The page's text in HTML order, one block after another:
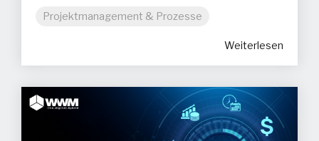
Projektmanagement & Prozesse
Weiterlesen